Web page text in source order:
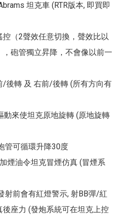
坦克車 (RTR版本, 即買即
（2聲效任意切換，聲效比以
砲管獨立昇降，不會像以前一
/後轉 及 右前/後轉 (所有方向有
來使坦克原地旋轉 (原地旋轉
管可循環升降30度
煙油令坦克冒煙仿真 (冒煙系
射前會有紅燈警示, 射BB彈/紅
座力 (發炮系統可在坦克上控